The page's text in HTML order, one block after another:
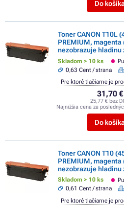
Do
Toner CANON T10L
PREMIUM,
nezobrazuje hladinu
Skladom > 10 ks
0,63 Cent / strana
31,70 €
25,77 € bez
Najnižšia cena za
Do košíka
Pre ktoré tlačiarne je
Toner CANON T10
PREMIUM,
nezobrazuje hladinu
Skladom > 10 ks
0,61 Cent / strana
Pre ktoré tlačiarne je